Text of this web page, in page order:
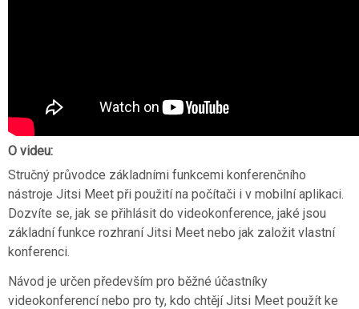
O videu:
Stručný průvodce základními funkcemi konferenčního
nástroje Jitsi Meet při použití na počítači i v mobilní aplikaci.
Dozvíte se, jak se přihlásit do videokonference, jaké jsou
základní funkce rozhraní Jitsi Meet nebo jak založit vlastní
konferenci.
Návod je určen především pro běžné účastníky
videokonferencí nebo pro ty, kdo chtějí Jitsi Meet použít ke